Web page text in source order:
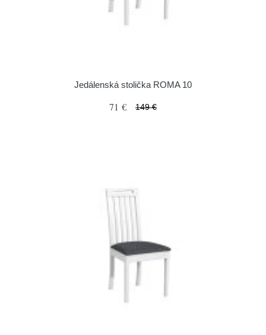
Jedálenská stolička ROMA 10
71 € 149 €